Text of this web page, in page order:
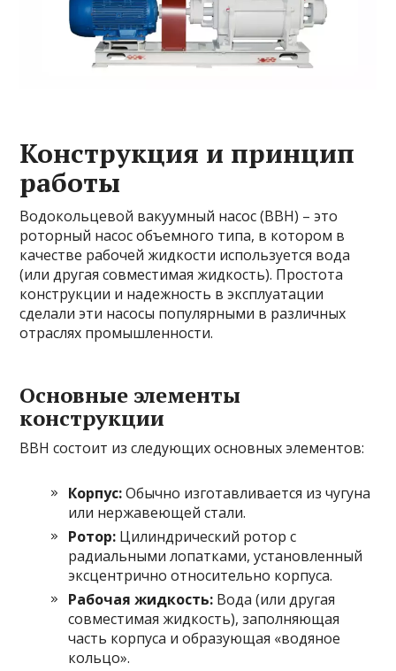
Конструкция и принцип
работы
Водокольцевой вакуумный насос (ВВН) – это
роторный насос объемного типа, в котором в
качестве рабочей жидкости используется вода
(или другая совместимая жидкость). Простота
конструкции и надежность в эксплуатации
сделали эти насосы популярными в различных
отраслях промышленности.
Основные элементы
конструкции
ВВН состоит из следующих основных элементов:
Корпус:Обычно изготавливается из чугуна
или нержавеющей стали.
Ротор: Цилиндрический ротор с
радиальными лопатками, установленный
эксцентрично относительно корпуса.
Рабочая жидкость: Вода (или другая
совместимая жидкость), заполняющая
часть корпуса и образующая «водяное
кольцо».